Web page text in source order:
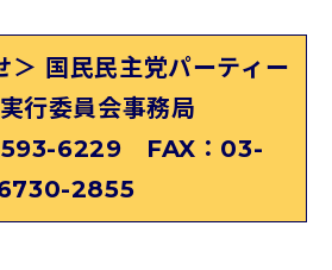
＞ 国民民主党パーティー
行委員会事務局
6229 FAX：03-
2855